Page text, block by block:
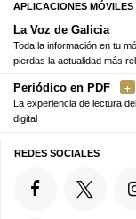
APLICACIONES MÓVILES
La Voz de Galicia
Toda la información en tu
pierdas la actualidad más
Periódico en PDF
La experiencia de lectura
digital
REDES SOCIALES